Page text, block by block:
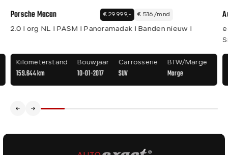
Porsche Macan € 29.999,- € 516 /mnd
2.0 I org NL I PASM I Panoramadak I Banden nieuw I
Kilometerstand
159.644 km
Bouwjaar
10-01-2017
Carrosserie
SUV
BTW/Marge
Marge